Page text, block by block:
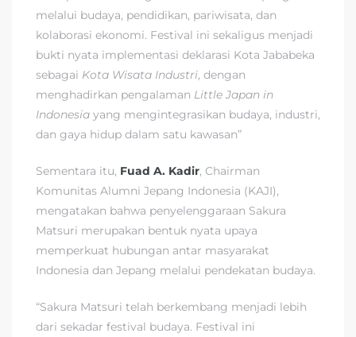
melalui budaya, pendidikan, pariwisata, dan
kolaborasi ekonomi. Festival ini sekaligus menjadi
bukti nyata implementasi deklarasi Kota Jababeka
sebagai Kota Wisata Industri, dengan
menghadirkan pengalaman Little Japan in
Indonesia yang mengintegrasikan budaya, industri,
dan gaya hidup dalam satu kawasan”
Sementara itu, Fuad A. Kadir, Chairman
Komunitas Alumni Jepang Indonesia (KAJI),
mengatakan bahwa penyelenggaraan Sakura
Matsuri merupakan bentuk nyata upaya
memperkuat hubungan antar masyarakat
Indonesia dan Jepang melalui pendekatan budaya.
“Sakura Matsuri telah berkembang menjadi lebih
dari sekadar festival budaya. Festival ini